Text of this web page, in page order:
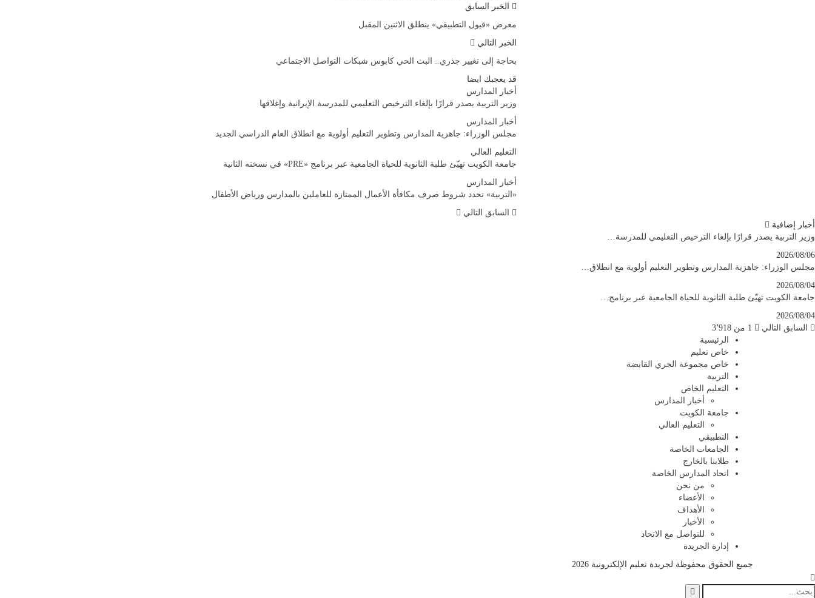
الخبر السابق
معرض «قبول التطبيقي» ينطلق الاثنين المقبل
الخبر التالي
بحاجة إلى تغيير جذري.. البث الحي كابوس شبكات التواصل الاجتماعي
قد يعجبك ايضا
أخبار المدارس
وزير التربية يصدر قرارًا بإلغاء الترخيص التعليمي للمدرسة الإيرانية وإغلاقها
أخبار المدارس
مجلس الوزراء: جاهزية المدارس وتطوير التعليم أولوية مع انطلاق العام الدراسي الجديد
التعليم العالي
جامعة الكويت تهيّئ طلبة الثانوية للحياة الجامعية عبر برنامج «PRE» في نسخته الثانية
أخبار المدارس
«التربية» تحدد شروط صرف مكافأة الأعمال الممتازة للعاملين بالمدارس ورياض الأطفال
السابق التالي
أخبار إضافية
وزير التربية يصدر قرارًا بإلغاء الترخيص التعليمي للمدرسة…
2026/08/06
مجلس الوزراء: جاهزية المدارس وتطوير التعليم أولوية مع انطلاق…
2026/08/04
جامعة الكويت تهيّئ طلبة الثانوية للحياة الجامعية عبر برنامج…
2026/08/04
السابق التالي
1 من 3٬918
الرئيسية
خاص تعليم
خاص مجموعة الجري القابضة
التربية
التعليم الخاص
أخبار المدارس
جامعة الكويت
التعليم العالي
التطبيقي
الجامعات الخاصة
طلابنا بالخارج
اتحاد المدارس الخاصة
من نحن
الأعضاء
الأهداف
الأخبار
للتواصل مع الاتحاد
إدارة الجريدة
جميع الحقوق محفوظة لجريدة تعليم الإلكترونية 2026